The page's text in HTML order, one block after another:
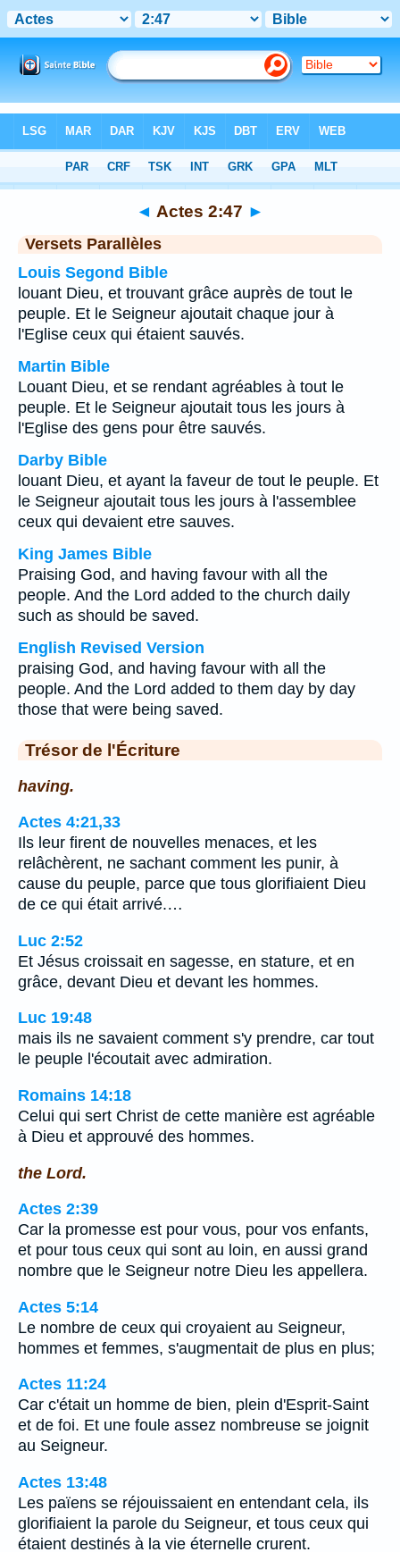
Chapitre 2> Verset 47
◄ Actes 2:47 ►
Versets Parallèles
Louis Segond Bible
louant Dieu, et trouvant grâce auprès de tout le
peuple. Et le Seigneur ajoutait chaque jour à
l'Eglise ceux qui étaient sauvés.
Martin Bible
Louant Dieu, et se rendant agréables à tout le
peuple. Et le Seigneur ajoutait tous les jours à
l'Eglise des gens pour être sauvés.
Darby Bible
louant Dieu, et ayant la faveur de tout le peuple. Et
le Seigneur ajoutait tous les jours à l'assemblee
ceux qui devaient etre sauves.
King James Bible
Praising God, and having favour with all the
people. And the Lord added to the church daily
such as should be saved.
English Revised Version
praising God, and having favour with all the
people. And the Lord added to them day by day
those that were being saved.
Trésor de l'Écriture
having.
Actes 4:21,33
Ils leur firent de nouvelles menaces, et les
relâchèrent, ne sachant comment les punir, à
cause du peuple, parce que tous glorifiaient Dieu
de ce qui était arrivé.…
Luc 2:52
Et Jésus croissait en sagesse, en stature, et en
grâce, devant Dieu et devant les hommes.
Luc 19:48
mais ils ne savaient comment s'y prendre, car tout
le peuple l'écoutait avec admiration.
Romains 14:18
Celui qui sert Christ de cette manière est agréable
à Dieu et approuvé des hommes.
the Lord.
Actes 2:39
Car la promesse est pour vous, pour vos enfants,
et pour tous ceux qui sont au loin, en aussi grand
nombre que le Seigneur notre Dieu les appellera.
Actes 5:14
Le nombre de ceux qui croyaient au Seigneur,
hommes et femmes, s'augmentait de plus en plus;
Actes 11:24
Car c'était un homme de bien, plein d'Esprit-Saint
et de foi. Et une foule assez nombreuse se joignit
au Seigneur.
Actes 13:48
Les païens se réjouissaient en entendant cela, ils
glorifiaient la parole du Seigneur, et tous ceux qui
étaient destinés à la vie éternelle crurent.